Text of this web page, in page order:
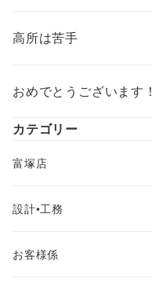
高所は苦手
おめでとうございます！
カテゴリー
富塚店
設計•工務
お客様係